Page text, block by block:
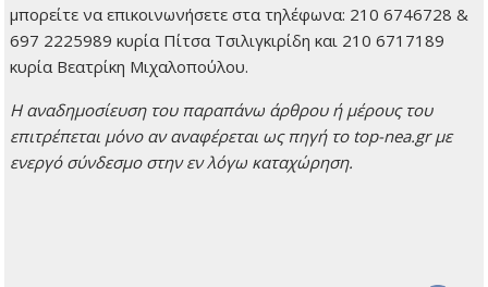
μπορείτε να επικοινωνήσετε στα τηλέφωνα: 210 6746728 &
697 2225989 κυρία Πίτσα Τσιλιγκιρίδη και 210 6717189
κυρία Βεατρίκη Μιχαλοπούλου.
H αναδημοσίευση του παραπάνω άρθρου ή μέρους του
επιτρέπεται μόνο αν αναφέρεται ως πηγή το top-nea.gr με
ενεργό σύνδεσμο στην εν λόγω καταχώρηση.